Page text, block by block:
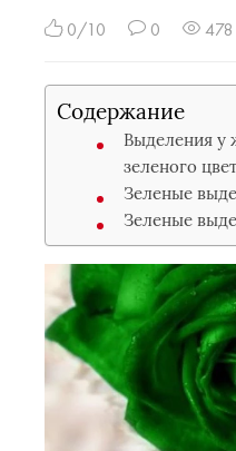
0/10 0 478
Содержание
Выделения у
зеленого
Зеленые
Зеленые